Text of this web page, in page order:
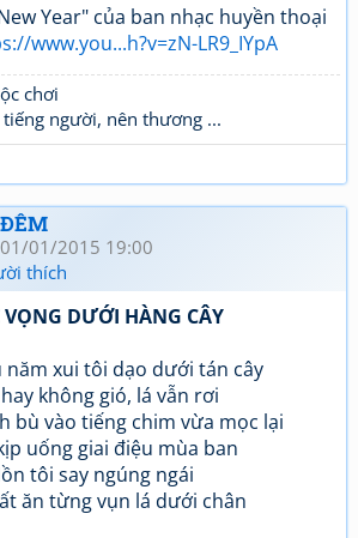
Year" của ban nhạc huyền thoại
www.you...h?v=zN-LR9_IYpA
chơi
người, nên thương ...
01/2015 19:00
thích
VỌNG DƯỚI HÀNG CÂY
năm xui tôi dạo dưới tán cây
không gió, lá vẫn rơi
bù vào tiếng chim vừa mọc lại
uống giai điệu mùa ban
tôi say ngúng ngái
ăn từng vụn lá dưới chân